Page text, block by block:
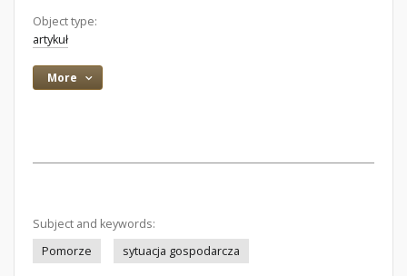
Object type:
artykuł
More
Subject and keywords:
Pomorze
sytuacja gospodarcza